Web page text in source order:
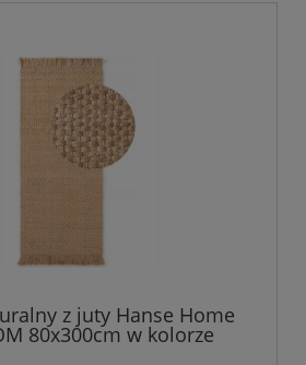
z juty Hanse Home
80x300cm w kolorze